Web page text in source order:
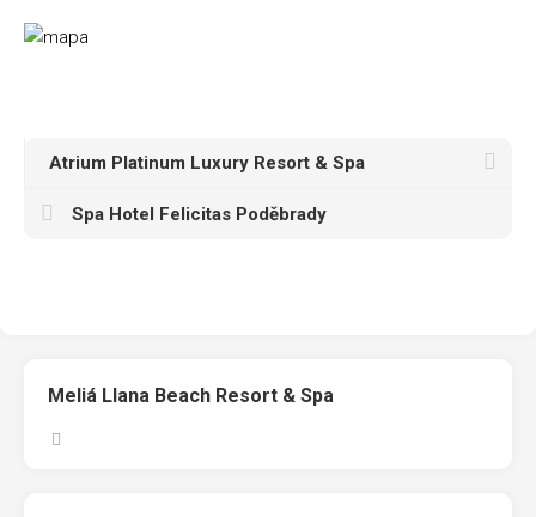
Atrium Platinum Luxury Resort & Spa
Spa Hotel Felicitas Poděbrady
Meliá Llana Beach Resort & Spa